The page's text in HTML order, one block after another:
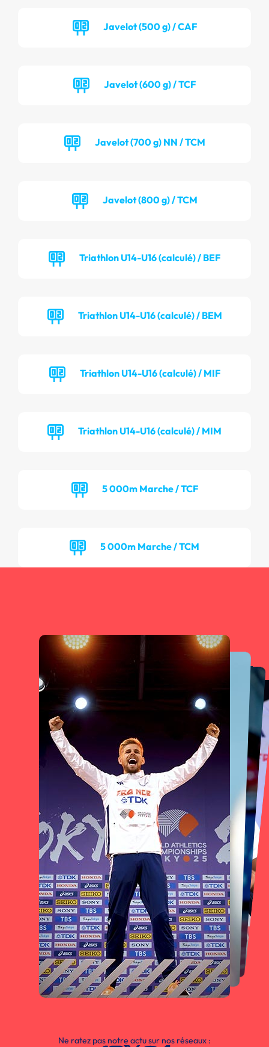
Javelot (500 g) / CAF
Javelot (600 g) / TCF
Javelot (700 g) NN / TCM
Javelot (800 g) / TCM
Triathlon U14-U16 (calculé) / BEF
Triathlon U14-U16 (calculé) / BEM
Triathlon U14-U16 (calculé) / MIF
Triathlon U14-U16 (calculé) / MIM
5 000m Marche / TCF
5 000m Marche / TCM
Ne ratez pas notre actu sur nos réseaux :